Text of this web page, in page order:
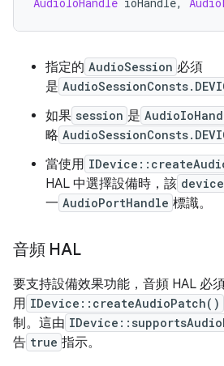
指定的 AudioSession 必須
是
如果 session 是
略
當使用
HAL 中選擇設備時，該 device
一 AudioPortHandle 標識。
音頻 HAL
要支持設備效果功能，音頻 HAL 必
用 IDevice::createAudioPatch()
制。這由
告 true 指示。